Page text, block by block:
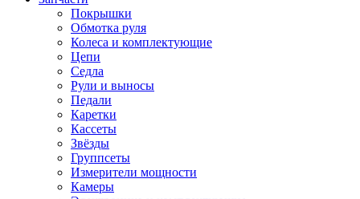
Покрышки
Обмотка руля
Колеса и комплектующие
Цепи
Седла
Рули и выносы
Педали
Каретки
Кассеты
Звёзды
Группсеты
Измерители мощности
Камеры